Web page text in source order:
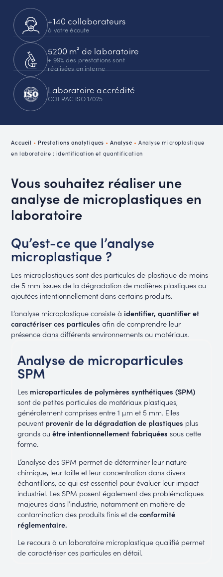
+140 collaborateurs
à votre écoute
5200 m² de laboratoire
+ 99% des prestations sont
réalisées en interne
Laboratoire accrédité
COFRAC ISO 17025
Accueil • Prestations analytiques •Analyse • Analyse microplastique
en laboratoire : identification et quantification
Vous souhaitez réaliser une
analyse de microplastiques en
laboratoire
Qu’est-ce que l’analyse
microplastique ?
Les microplastiques sont des particules de plastique de moins
de 5 mm issues de la dégradation de matières plastiques ou
ajoutées intentionnellement dans certains produits.
L’analyse microplastique consiste à identifier, quantifier et
caractériser ces particulesafin de comprendre leur
présence dans différents environnements ou matériaux.
Analyse de microparticules
SPM
Les microparticules de polymères synthétiques (SPM)
sont de petites particules de matériaux plastiques,
généralement comprises entre 1 µm et 5 mm. Elles
peuvent provenir de la dégradation de plastiques plus
grands ou être intentionnellement fabriquées sous cette
forme.
L’analyse des SPM permet de déterminer leur nature
chimique, leur taille et leur concentration dans divers
échantillons, ce qui est essentiel pour évaluer leur impact
industriel. Les SPM posent également des problématiques
majeures dans l’industrie, notamment en matière de
contamination des produits finis et deconformité
réglementaire.
Le recours à un laboratoire microplastique qualifié permet
de caractériser ces particules en détail.